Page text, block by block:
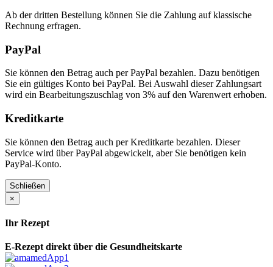
Ab der dritten Bestellung können Sie die Zahlung auf klassische
Rechnung erfragen.
PayPal
Sie können den Betrag auch per PayPal bezahlen. Dazu benötigen
Sie ein gültiges Konto bei PayPal. Bei Auswahl dieser Zahlungsart
wird ein Bearbeitungszuschlag von 3% auf den Warenwert erhoben.
Kreditkarte
Sie können den Betrag auch per Kreditkarte bezahlen. Dieser
Service wird über PayPal abgewickelt, aber Sie benötigen kein
PayPal-Konto.
Schließen
×
Ihr Rezept
E-Rezept direkt über die Gesundheitskarte